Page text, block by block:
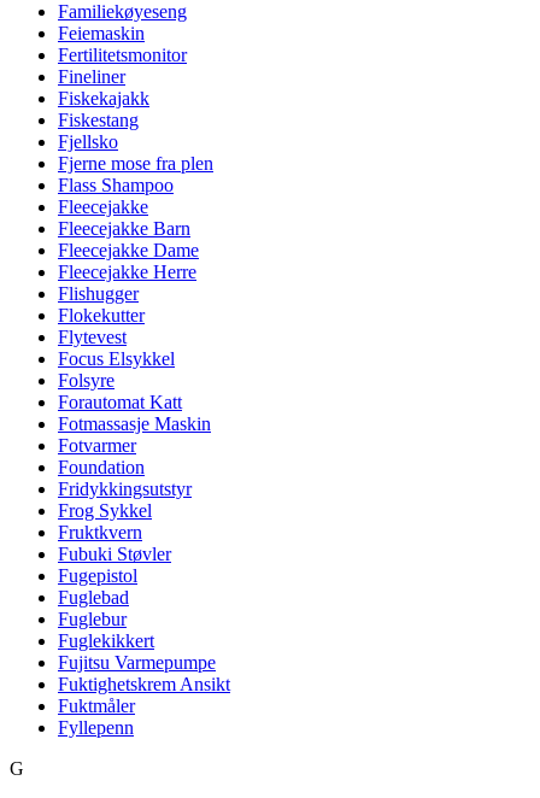
Familiekøyeseng
Feiemaskin
Fertilitetsmonitor
Fineliner
Fiskekajakk
Fiskestang
Fjellsko
Fjerne mose fra plen
Flass Shampoo
Fleecejakke
Fleecejakke Barn
Fleecejakke Dame
Fleecejakke Herre
Flishugger
Flokekutter
Flytevest
Focus Elsykkel
Folsyre
Forautomat Katt
Fotmassasje Maskin
Fotvarmer
Foundation
Fridykkingsutstyr
Frog Sykkel
Fruktkvern
Fubuki Støvler
Fugepistol
Fuglebad
Fuglebur
Fuglekikkert
Fujitsu Varmepumpe
Fuktighetskrem Ansikt
Fuktmåler
Fyllepenn
G